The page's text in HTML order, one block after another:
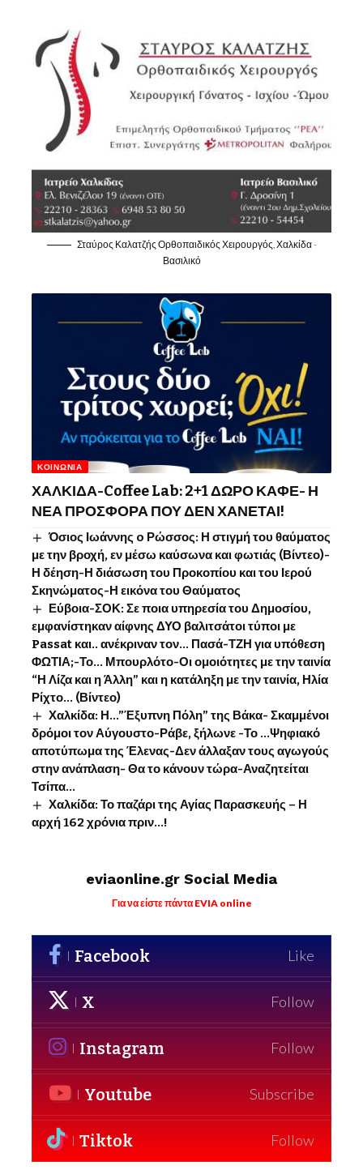
Σταύρος Καλατζής Ορθοπαιδικός Χειρουργός, Χαλκίδα -
Βασιλικό
ΚΟΙΝΩΝΊΑ
ΧΑΛΚΙΔΑ-Coffee Lab: 2+1 ΔΩΡΟ ΚΑΦΕ- Η
ΝΕΑ ΠΡΟΣΦΟΡΑ ΠΟΥ ΔΕΝ ΧΑΝΕΤΑΙ!
Όσιος Ιωάννης o Ρώσσος: Η στιγμή του θαύματος
με την βροχή, εν μέσω καύσωνα και φωτιάς (Βίντεο)-
Η δέηση-Η διάσωση του Προκοπίου και του Ιερού
Σκηνώματος-Η εικόνα του Θαύματος
Εύβοια-ΣΟΚ: Σε ποια υπηρεσία του Δημοσίου,
εμφανίστηκαν αίφνης ΔΥΟ βαλιτσάτοι τύποι με
Passat και.. ανέκριναν τον… Πασά-ΤΖΗ για υπόθεση
ΦΩΤΙΑ;-Το… Μπουρλότο-Οι ομοιότητες με την ταινία
“Η Λίζα και η Άλλη” και η κατάληξη με την ταινία, Ηλία
Ρίχτο… (Βίντεο)
Χαλκίδα: Η…”Έξυπνη Πόλη” της Βάκα- Σκαμμένοι
δρόμοι τον Αύγουστο-Ράβε, ξήλωνε -Το …Ψηφιακό
αποτύπωμα της Έλενας-Δεν άλλαξαν τους αγωγούς
στην ανάπλαση- Θα το κάνουν τώρα-Αναζητείται
Τσίπα…
Χαλκίδα: Το παζάρι της Αγίας Παρασκευής – Η
αρχή 162 χρόνια πριν…!
eviaonline.gr Social Media
Για να είστε πάντα EVIA online
Facebook Like
X Follow
Instagram Follow
Youtube Subscribe
Tiktok Follow